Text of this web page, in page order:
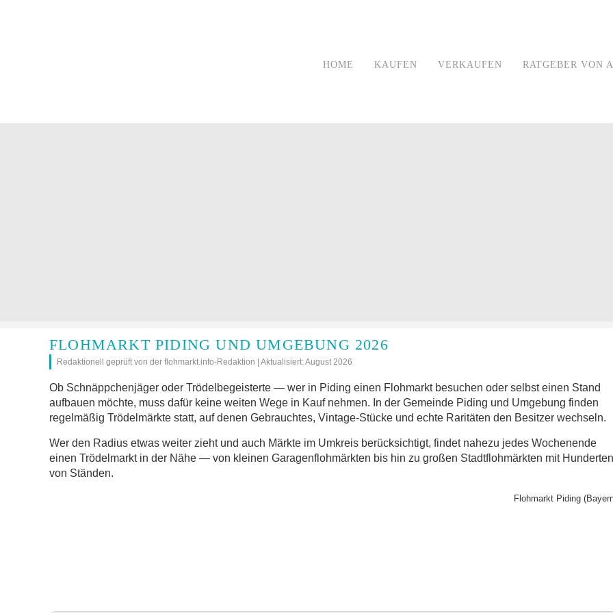
HOME KAUFEN VERKAUFEN RATGEBER VON
FLOHMARKT PIDING UND UMGEBUNG 2026
Redaktionell geprüft von der flohmarkt.info-Redaktion | Aktualisiert: August 2026
Ob Schnäppchenjäger oder Trödelbegeisterte — wer in Piding einen Flohmarkt besuchen oder selbst einen Stand
aufbauen möchte, muss dafür keine weiten Wege in Kauf nehmen. In der Gemeinde Piding und Umgebung finden
regelmäßig Trödelmärkte statt, auf denen Gebrauchtes, Vintage-Stücke und echte Raritäten den Besitzer wechseln.
Wer den Radius etwas weiter zieht und auch Märkte im Umkreis berücksichtigt, findet nahezu jedes Wochenende
einen Trödelmarkt in der Nähe — von kleinen Garagenflohmärkten bis hin zu großen Stadtflohmärkten mit Hunderten
von Ständen.
Flohmarkt Piding